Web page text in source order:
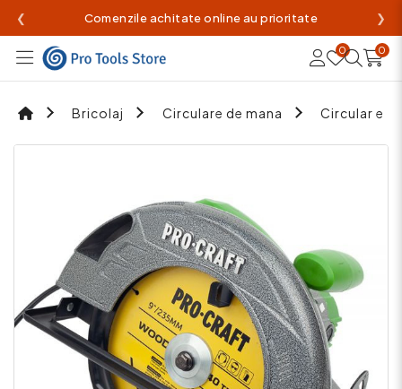
❮ Comenzile achitate online au prioritate ❯
0 0
Bricolaj Circulare de mana Circular